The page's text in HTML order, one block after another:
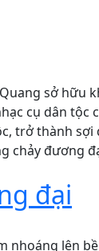
sở hữu
cụ dân tộc
trở thành sợi
chảy đương
đại
nhoáng lên